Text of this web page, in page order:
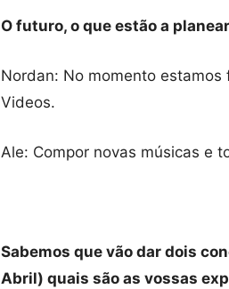
O futuro, o que estão a
Nordan: No momento
Videos.
Ale: Compor novas músicas e
Sabemos que vão dar dois
Abril) quais são as vossas